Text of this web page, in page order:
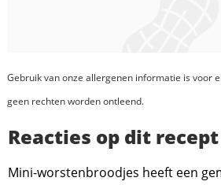
Gebruik van onze allergenen informatie is voor
geen rechten worden ontleend.
Reacties op dit recept
Mini-worstenbroodjes heeft een